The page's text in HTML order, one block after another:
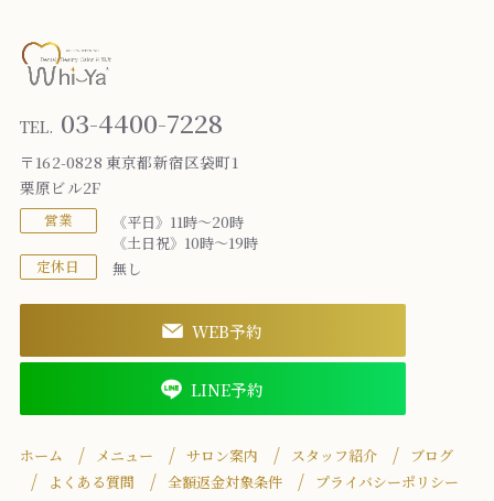
TEL. 03-4400-7228
〒162-0828 東京都新宿区袋町1
栗原ビル2F
営業
《平日》11時～20時
《土日祝》10時～19時
定休日 無し
WEB予約
LINE予約
ホーム メニュー サロン案内 スタッフ紹介
ブログ
よくある質問
全額返金対象条件 プライバシーポリシー